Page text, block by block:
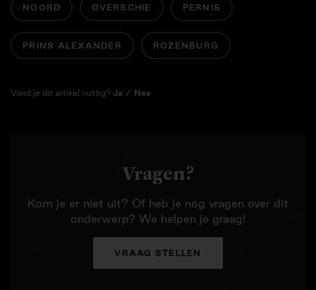
NOORD OVERSCHIE PERNIS
PRINS ALEXANDER ROZENBURG
Vond je dit artikel nuttig? Ja / Nee
VERSTUREN
Vragen?
Kom je er niet uit? Of heb je nog vragen over dit
onderwerp? We helpen je graag!
VRAAG STELLEN